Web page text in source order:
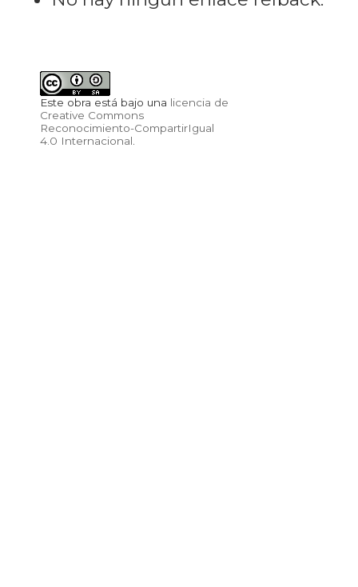
Este obra está bajo una licencia de
Creative Commons
Reconocimiento-CompartirIgual
4.0 Internacional